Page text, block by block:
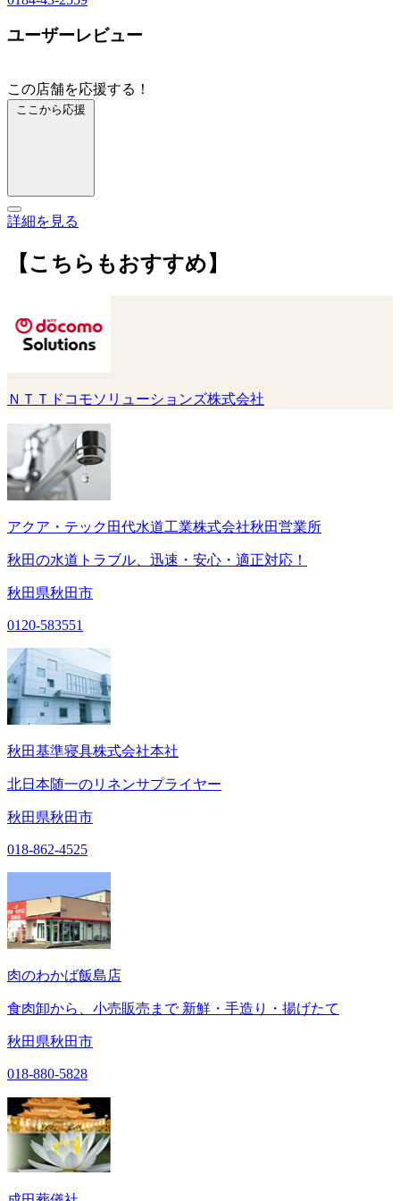
ユーザーレビュー
この店舗を応援する！
ここから応援
詳細を見る
【こちらもおすすめ】
ＮＴＴドコモソリューションズ株式会社
アクア・テック田代水道工業株式会社秋田営業所
秋田の水道トラブル、迅速・安心・適正対応！
秋田県秋田市
0120-583551
秋田基準寝具株式会社本社
北日本随一のリネンサプライヤー
秋田県秋田市
018-862-4525
肉のわかば飯島店
食肉卸から、小売販売まで 新鮮・手造り・揚げたて
秋田県秋田市
018-880-5828